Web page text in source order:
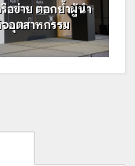
อข่าย ตอกย้ำผู้นำ
อุตสาหกรรม